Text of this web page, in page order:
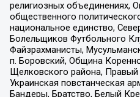
религиозных объединениях,
общественного
национальное единство,
Болельщиков Футбольного
Файзрахманисты,
п. Боровский, Община
Щелковского района,
Украинская повстанческая
Бандеры, Братство, Белый